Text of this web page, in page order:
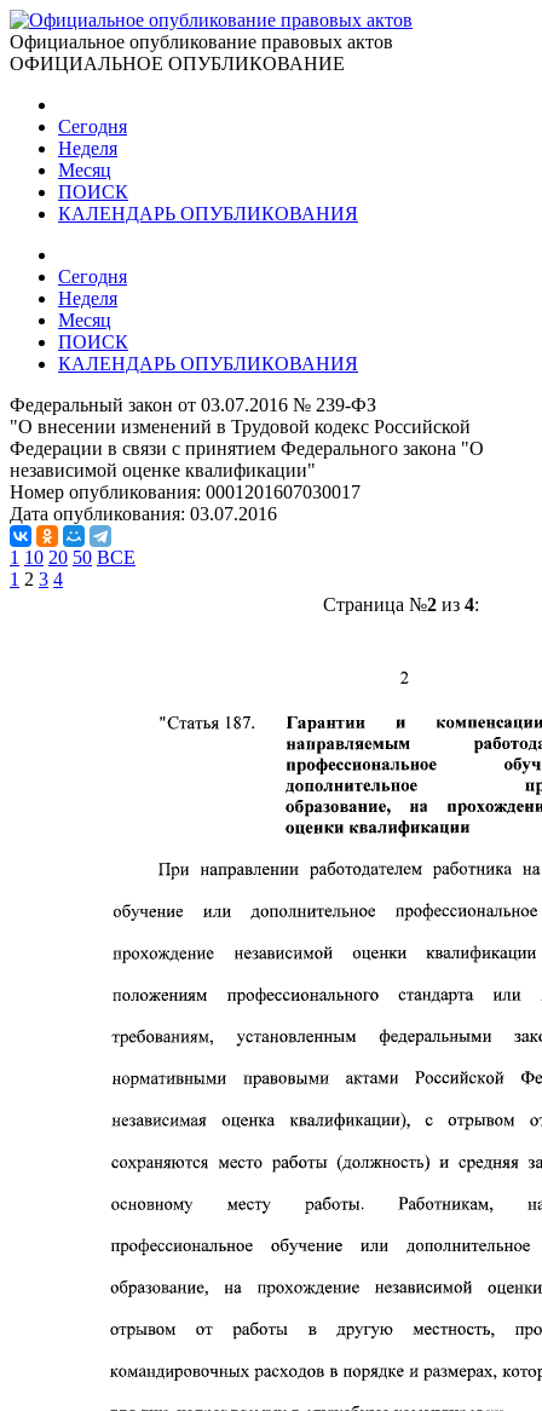
Официальное опубликование правовых актов
ОФИЦИАЛЬНОЕ ОПУБЛИКОВАНИЕ
Сегодня
Неделя
Месяц
ПОИСК
КАЛЕНДАРЬ ОПУБЛИКОВАНИЯ
Сегодня
Неделя
Месяц
ПОИСК
КАЛЕНДАРЬ ОПУБЛИКОВАНИЯ
Федеральный закон от 03.07.2016 № 239-ФЗ
"О внесении изменений в Трудовой кодекс Российской
Федерации в связи с принятием Федерального закона "О
независимой оценке квалификации"
Номер опубликования: 0001201607030017
Дата опубликования: 03.07.2016
1 10 20 50 ВСЕ
1 2 3 4
Страница №2из 4: